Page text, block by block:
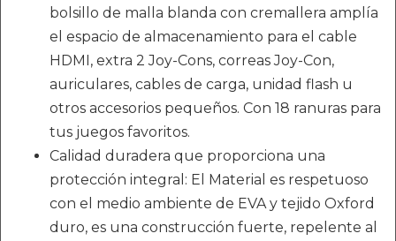
bolsillo de malla blanda con cremallera amplía
el espacio de almacenamiento para el cable
HDMI, extra 2 Joy-Cons, correas Joy-Con,
auriculares, cables de carga, unidad flash u
otros accesorios pequeños. Con 18 ranuras para
tus juegos favoritos.
Calidad duradera que proporciona una
protección integral: El Material es respetuoso
con el medio ambiente de EVA y tejido Oxford
duro, es una construcción fuerte, repelente al